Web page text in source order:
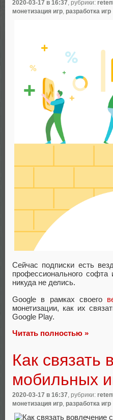
2020-03-17 в 16:37 , рубрики:
монетизация игр разработка игр
Сейчас подписки есть
профессионального
никуда не делись.
Google в рамках своего
монетизации, как их
Google Play.
Читать полностью »
Как связать
мобильных
2020-03-17 в 16:37, рубрики:
монетизация игр, разработка игр